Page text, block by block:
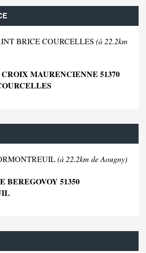
BRICE COURCELLES (à 22.2km
MAURENCIENNE 51370
(à 22.2km de Aougny)
BEREGOVOY 51350